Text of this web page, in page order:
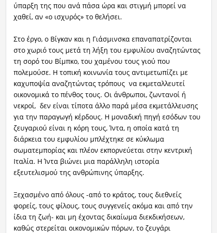
ύπαρξη της που ανά πάσα ώρα και στιγμή μπορεί να
χαθεί, αν «ο ισχυρός» το θελήσει.
Στο έργο, ο Βίγκαν και η Γιάσμινσκα επαναπατρίζονται
στο χωριό τους μετά τη λήξη του εμφυλίου αναζητώντας
τη σορό του Βίμπκο, του χαμένου τους γιού που
πολεμούσε. Η τοπική κοινωνία τους αντιμετωπίζει με
καχυποψία αναζητώντας τρόπους να εκμεταλλευτεί
οικονομικά το πένθος τους. Οι άνθρωποι, ζωντανοί ή
νεκροί, δεν είναι τίποτα άλλο παρά μέσα εκμετάλλευσης
για την παραγωγή κέρδους. Η μοναδική πηγή εσόδων του
ζευγαριού είναι η κόρη τους, Ίντα, η οποία κατά τη
διάρκεια του εμφυλίου μπλέχτηκε σε κύκλωμα
σωματεμπορίας και πλέον εκπορνεύεται στην κεντρική
Ιταλία. Η Ίντα βιώνει μια παράλληλη ιστορία
εξευτελισμού της ανθρώπινης ύπαρξης.
Ξεχασμένο από όλους -από το κράτος, τους διεθνείς
φορείς, τους φίλους, τους συγγενείς ακόμα και από την
ίδια τη ζωή- και μη έχοντας δικαίωμα διεκδικήσεων,
καθώς στερείται οικονομικών πόρων, το ζευγάρι